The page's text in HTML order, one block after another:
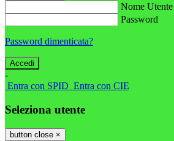
Nome Utente
Password
Password dimenticata?
-
Entra con SPID Entra con CIE
Seleziona utente
button close ×